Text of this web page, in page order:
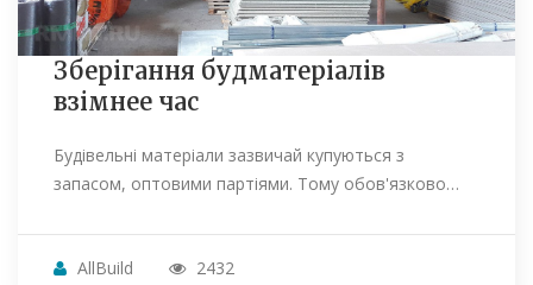
Зберігання будматеріалів
взімнее час
Будівельні матеріали зазвичай купуються з
запасом, оптовими партіями. Тому обов'язково…
AllBuild 2432